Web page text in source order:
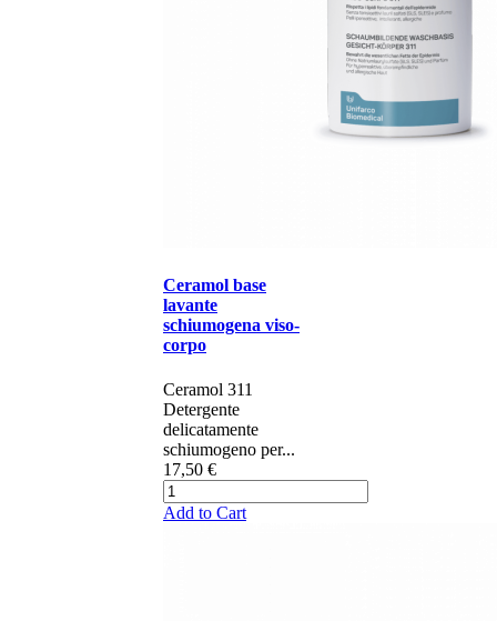
Ceramol base
lavante
schiumogena viso-
corpo
Ceramol 311 ​​​
Detergente
delicatamente
schiumogeno per​...
17,50 €
Add to Cart